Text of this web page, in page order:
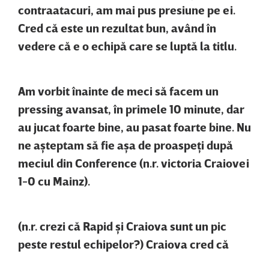
contraatacuri, am mai pus presiune pe ei.
Cred că este un rezultat bun, având în
vedere că e o echipă care se luptă la titlu.
Am vorbit înainte de meci să facem un
pressing avansat, în primele 10 minute, dar
au jucat foarte bine, au pasat foarte bine. Nu
ne aşteptam să fie aşa de proaspeţi după
meciul din Conference (n.r. victoria Craiovei
1-0 cu Mainz).
(n.r. crezi că Rapid şi Craiova sunt un pic
peste restul echipelor?) Craiova cred că